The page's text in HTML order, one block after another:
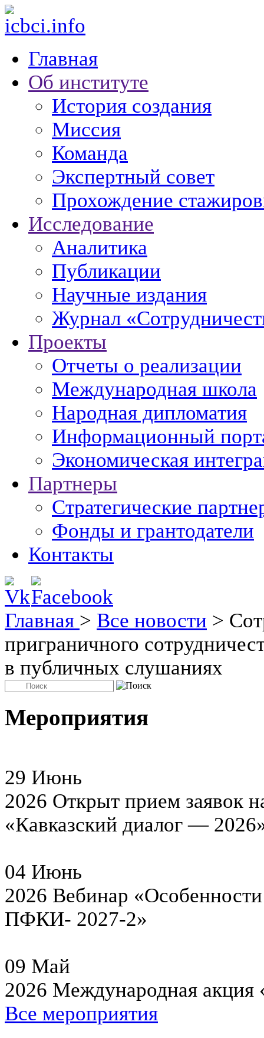
Главная
Об институте
История создания
Миссия
Команда
Экспертный совет
Прохождение
Исследование
Аналитика
Публикации
Научные издания
Журнал
Проекты
Отчеты о реализации
Международная школа
Народная дипломатия
Информационный
Экономическая
Партнеры
Стратегические
Фонды и грантодатели
Контакты
Главная > Все новости >
приграничного
в публичных слушаниях
Мероприятия
29 Июнь
2026 Открыт прием заявок
«Кавказский диалог —
04 Июнь
2026 Вебинар
ПФКИ- 2027-2»
09 Май
2026 Международная
Все мероприятия